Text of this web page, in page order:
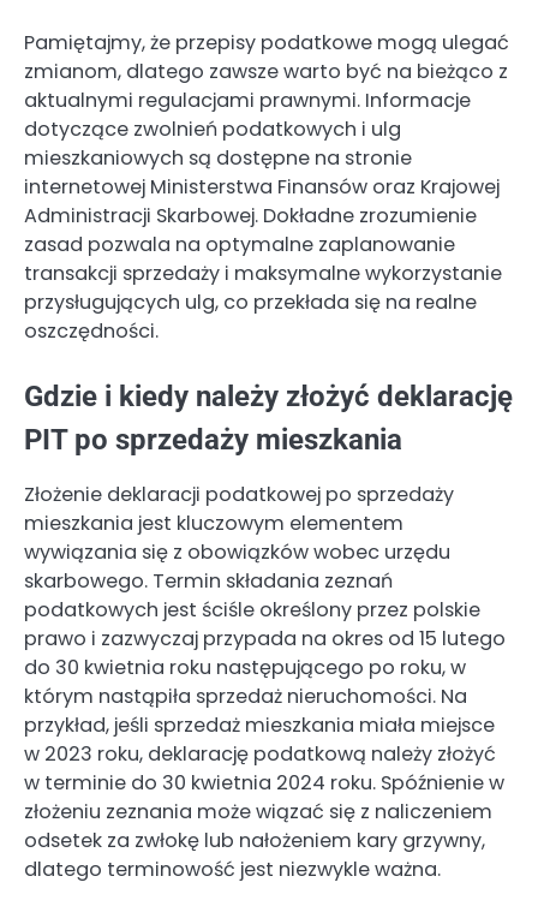
Pamiętajmy, że przepisy podatkowe mogą ulegać
zmianom, dlatego zawsze warto być na bieżąco z
aktualnymi regulacjami prawnymi. Informacje
dotyczące zwolnień podatkowych i ulg
mieszkaniowych są dostępne na stronie
internetowej Ministerstwa Finansów oraz Krajowej
Administracji Skarbowej. Dokładne zrozumienie
zasad pozwala na optymalne zaplanowanie
transakcji sprzedaży i maksymalne wykorzystanie
przysługujących ulg, co przekłada się na realne
oszczędności.
Gdzie i kiedy należy złożyć deklarację
PIT po sprzedaży mieszkania
Złożenie deklaracji podatkowej po sprzedaży
mieszkania jest kluczowym elementem
wywiązania się z obowiązków wobec urzędu
skarbowego. Termin składania zeznań
podatkowych jest ściśle określony przez polskie
prawo i zazwyczaj przypada na okres od 15 lutego
do 30 kwietnia roku następującego po roku, w
którym nastąpiła sprzedaż nieruchomości. Na
przykład, jeśli sprzedaż mieszkania miała miejsce
w 2023 roku, deklarację podatkową należy złożyć
w terminie do 30 kwietnia 2024 roku. Spóźnienie w
złożeniu zeznania może wiązać się z naliczeniem
odsetek za zwłokę lub nałożeniem kary grzywny,
dlatego terminowość jest niezwykle ważna.